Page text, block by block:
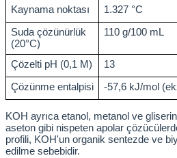
Kaynama noktası 1.327 °C
Suda çözünürlük
(20°C)
110 g/100 mL
Çözelti pH (0,1 M) 13
Çözünme entalpisi -57,6 kJ/mol
KOH ayrıca etanol, metanol ve
aseton gibi nispeten apolar
profili, KOH'un organik sentezde ve
edilme sebebidir.